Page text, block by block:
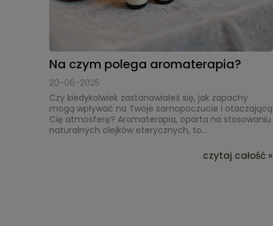
Na czym polega aromaterapia?
20-06-2025
Czy kiedykolwiek zastanawiałeś się, jak zapachy
mogą wpływać na Twoje samopoczucie i otaczającą
Cię atmosferę? Aromaterapia, oparta na stosowaniu
naturalnych olejków eterycznych, to...
czytaj całość »